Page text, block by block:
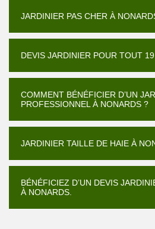
JARDINIER PAS CHER À
DEVIS JARDINIER POUR TOUT
COMMENT BÉNÉFICIER D’UN
PROFESSIONNEL À NONARDS ?
JARDINIER TAILLE DE HAIE À
BÉNÉFICIEZ D’UN DEVIS
À NONARDS.